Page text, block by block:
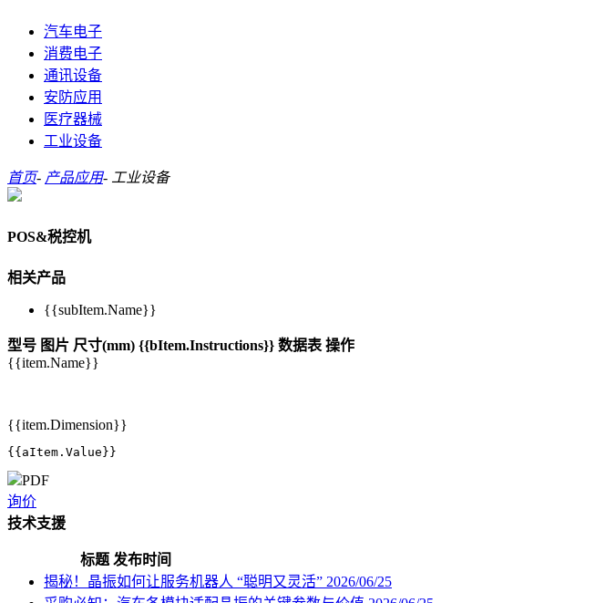
汽车电子
消费电子
通讯设备
安防应用
医疗器械
工业设备
首页- 产品应用- 工业设备
POS&税控机
相关产品
{{subItem.Name}}
型号 图片 尺寸(mm) {{bItem.Instructions}} 数据表 操作
{{item.Name}}
{{item.Dimension}}
{{aItem.Value}}
PDF
询价
技术支援
标题 发布时间
揭秘！晶振如何让服务机器人 “聪明又灵活” 2026/06/25